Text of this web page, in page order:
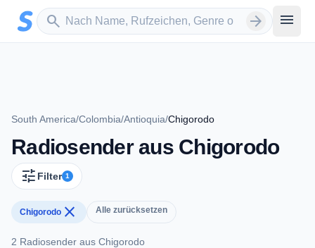
Zum Hauptinhalt springen
search
Sender suchen arrow_forward menu
South America/Colombia/Antioquia/Chigorodo
Radiosender aus Chigorodo
tune Filter 1
Chigorodo close Alle zurücksetzen
2 Radiosender aus Chigorodo